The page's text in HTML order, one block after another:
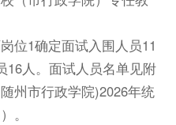
位1确定面试入围人员11
16人。面试人员名单见附
州市行政学院)2026年统
。